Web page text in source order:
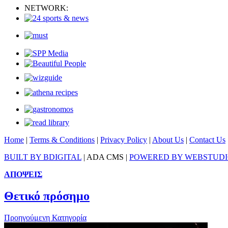
NETWORK:
Home | Terms & Conditions | Privacy Policy | About Us | Contact Us
BUILT BY BDIGITAL | ADA CMS | POWERED BY
ΑΠΟΨΕΙΣ
Θετικό πρόσημο
Προηγούμενη Κατηγορία